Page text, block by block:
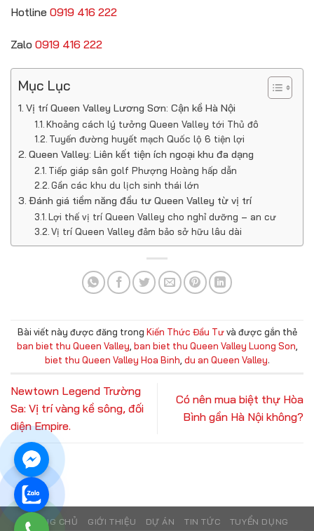
Hotline 0919 416 222
Zalo 0919 416 222
Mục Lục
Vị trí Queen Valley Lương Sơn: Cận kề Hà Nội
Khoảng cách lý tưởng Queen Valley tới Thủ đô
Tuyến đường huyết mạch Quốc lộ 6 tiện lợi
Queen Valley: Liên kết tiện ích ngoại khu đa dạng
Tiếp giáp sân golf Phượng Hoàng hấp dẫn
Gần các khu du lịch sinh thái lớn
Đánh giá tiềm năng đầu tư Queen Valley từ vị trí
Lợi thế vị trí Queen Valley cho nghỉ dưỡng – an cư
Vị trí Queen Valley đảm bảo sở hữu lâu dài
Bài viết này được đăng trong Kiến Thức Đầu Tưvà được gắn thẻ
ban biet thu Queen Valley ban biet thu Queen Valley Luong Son
biet thu Queen Valley Hoa Binh du an Queen Valley.
Newtown Legend Trường
Sa: Vị trí vàng kề sông, đối
diện Empire.
Có nên mua biệt thự Hòa
Bình gần Hà Nội không?
TRANG CHỦ GIỚI THIỆU DỰ ÁN TIN TỨC TUYỂN DỤNG